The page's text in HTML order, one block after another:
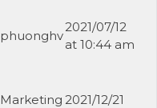
phuonghv
2021/07/12
at 10:44 am
Marketing 2021/12/21